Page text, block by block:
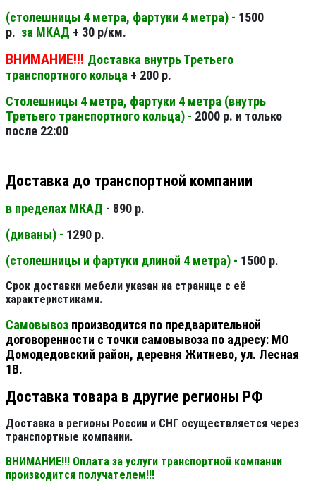
(столешницы 4 метра, фартуки 4 метра) - 1500
р. за МКАД + 30 р/км.
ВНИМАНИЕ!!! Доставка внутрь Третьего
транспортного кольца + 200 р.
Столешницы 4 метра, фартуки 4 метра (внутрь
Третьего транспортного кольца) - 2000 р. и только
после 22:00
Доставка до транспортной компании
в пределах МКАД - 890 р.
(диваны) - 1290 р.
(столешницы и фартуки длиной 4 метра) - 1500 р.
Срок доставки мебели указан на странице с её
характеристиками.
Самовывоз производится по предварительной
договоренности с точки самовывоза по адресу: МО
Домодедовский район, деревня Житнево, ул. Лесная
1В.
Доставка товара в другие регионы РФ
Доставка в регионы России и СНГ осуществляется через
транспортные компании.
ВНИМАНИЕ!!! Оплата за услуги транспортной компании
производится получателем!!!